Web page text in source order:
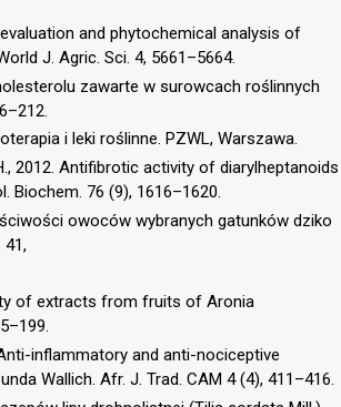
and phytochemical analysis of
J. Agric. Sci. 4, 5661–5664.
zawarte w surowcach roślinnych
i leki roślinne. PZWL, Warszawa.
2012. Antifibrotic activity of diarylheptanoids
Biochem. 76 (9), 1616–1620.
owoców wybranych gatunków dziko
41,
of extracts from fruits of Aronia
Anti-inflammatory and anti-nociceptive
Wallich. Afr. J. Trad. CAM 4 (4), 411–416.